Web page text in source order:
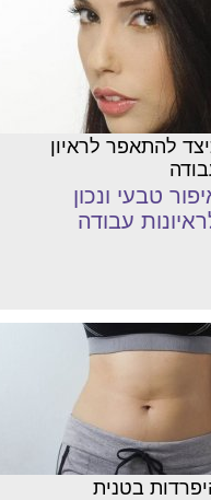
להתאפר לראיון
טבעי ונכון
עבודה
בטנית